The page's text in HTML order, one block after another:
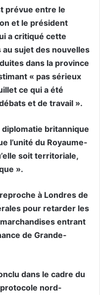
prévue entre le
et le président
a critiqué cette
au sujet des nouvelles
dans la province
« pas sérieux
ce qui a été
et de travail ».
diplomatie britannique
l’unité du Royaume-
soit territoriale,
».
à Londres de
pour retarder les
entrant
de Grande-
dans le cadre du
nord-